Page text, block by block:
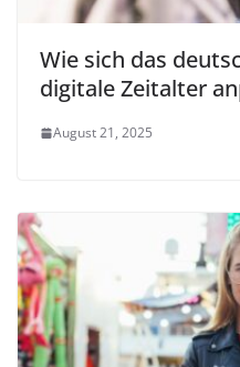
Wie sich das
digitale Zeitalter
August 21, 2025